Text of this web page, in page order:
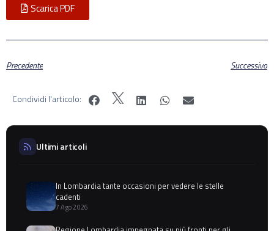
Scarica PDF
Precedente Successivo
Condividi l'articolo:
Ultimi articoli
In Lombardia tante occasioni per vedere le stelle
cadenti
7 Ago 2026